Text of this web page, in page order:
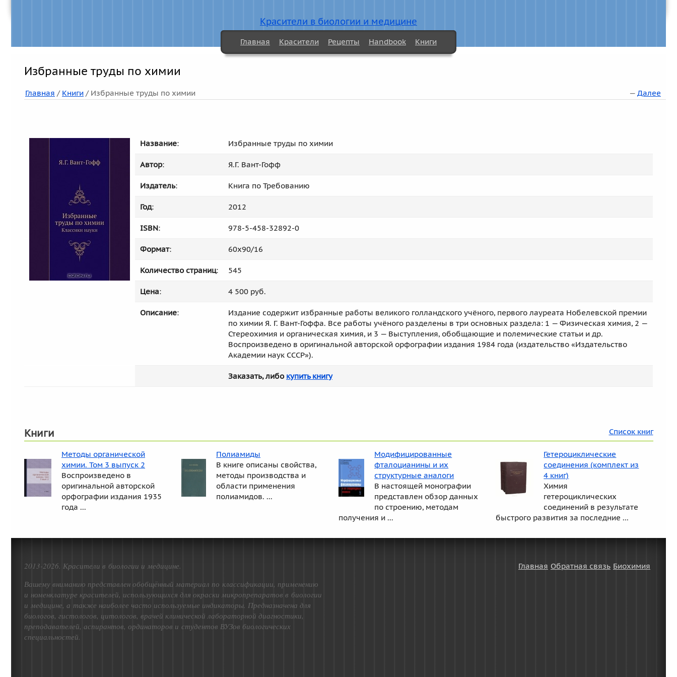
Красители в биологии и медицине
Главная Красители Рецепты Handbook Книги
Избранные труды по химии
Главная / — Далее
Книги / Избранные труды по химии
Название: Избранные труды по химии
Автор: Я.Г. Вант-Гофф
Издатель: Книга по Требованию
Год: 2012
ISBN: 978-5-458-32892-0
Формат: 60x90/16
Количество страниц: 545
Цена: 4 500 руб.
Описание:
Издание содержит избранные работы великого голландского учёного, первого лауреата Нобелевской премии
по химии Я. Г. Вант-Гоффа. Все работы учёного разделены в три основных раздела: 1 — Физическая химия, 2 —
Стереохимия и органическая химия, и 3 — Выступления, обобщающие и полемические статьи и др.
Воспроизведено в оригинальной авторской орфографии издания 1984 года (издательство «Издательство
Академии наук СССР»).
Заказать, либо купить книгу
Книги Список книг
Методы органической
химии. Том 3 выпуск 2
Воспроизведено в
оригинальной авторской
орфографии издания 1935
года ...
Полиамиды
В книге описаны свойства,
методы производства и
области применения
полиамидов. ...
Модифицированные
фталоцианины и их
структурные аналоги
В настоящей монографии
представлен обзор данных
по строению, методам
получения и ...
Гетероциклические
соединения (комплект из
4 книг)
Химия
гетероциклических
соединений в результате
быстрого развития за последние ...
2013-2026. Красители в биологии и медицине.
Вашему вниманию представлен обобщённый материал по классификации, применению
и номенклатуре красителей, использующихся для окраски микропрепаратов в биологии
и медицине, а также наиболее часто используемые индикаторы. Предназначена для
биологов, гистологов, цитологов, врачей клинической лабораторной диагностики,
преподавателей, аспирантов, ординаторов и студентов ВУЗов биологических
специальностей.
Главная Обратная связь Биохимия